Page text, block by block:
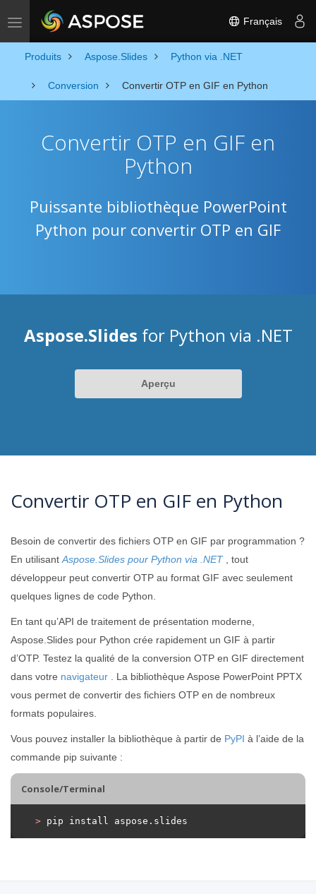
Toggle navigation Français
Produits Aspose.Slides Python via .NET
Conversion Convertir OTP en GIF en Python
Convertir OTP en GIF en
Python
Puissante bibliothèque PowerPoint
Python pour convertir OTP en GIF
Aspose.Slides for Python via .NET
Aperçu
Convertir OTP en GIF en Python
Besoin de convertir des fichiers OTP en GIF par programmation ?
En utilisant Aspose.Slides pour Python via .NET, tout
développeur peut convertir OTP au format GIF avec seulement
quelques lignes de code Python.
En tant qu’API de traitement de présentation moderne,
Aspose.Slides pour Python crée rapidement un GIF à partir
d’OTP. Testez la qualité de la conversion OTP en GIF directement
dans votre navigateur . La bibliothèque Aspose PowerPoint PPTX
vous permet de convertir des fichiers OTP en de nombreux
formats populaires.
Vous pouvez installer la bibliothèque à partir de PyPI à l’aide de la
commande pip suivante :
Console/Terminal
> pip install aspose.slides